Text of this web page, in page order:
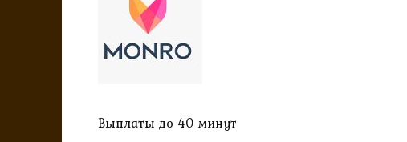
Выплаты до 40 минут